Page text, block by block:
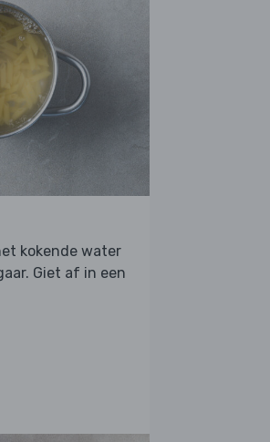
kokende water
Giet af in een